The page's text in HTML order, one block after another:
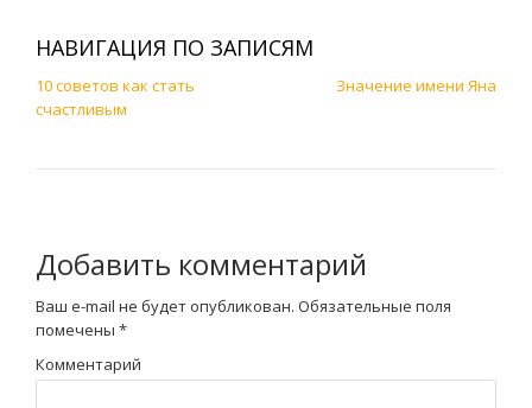
НАВИГАЦИЯ ПО ЗАПИСЯМ
10 советов как стать
счастливым
Значение имени Яна
Добавить комментарий
Ваш e-mail не будет опубликован. Обязательные поля
помечены *
Комментарий